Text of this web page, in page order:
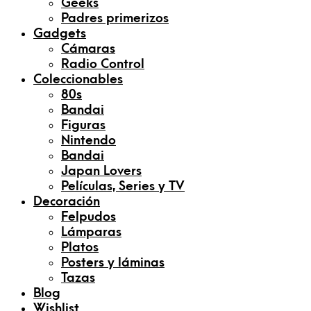
Geeks
Padres primerizos
Gadgets
Cámaras
Radio Control
Coleccionables
80s
Bandai
Figuras
Nintendo
Bandai
Japan Lovers
Películas, Series y TV
Decoración
Felpudos
Lámparas
Platos
Posters y láminas
Tazas
Blog